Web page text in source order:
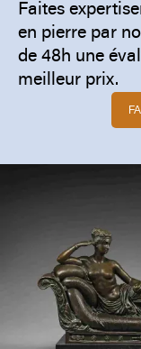
Faites
en pierre par
de 48h une
meilleur prix.